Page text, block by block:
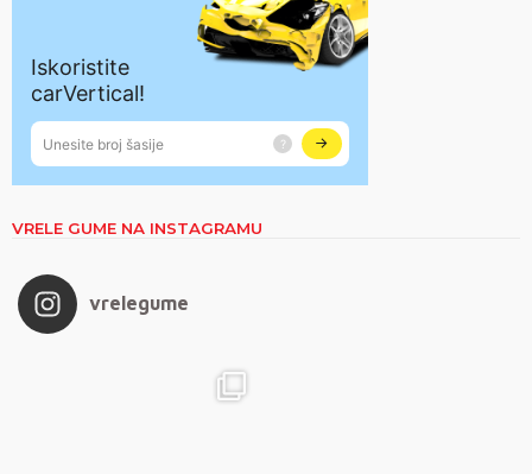
VRELE GUME NA INSTAGRAMU
vrelegume